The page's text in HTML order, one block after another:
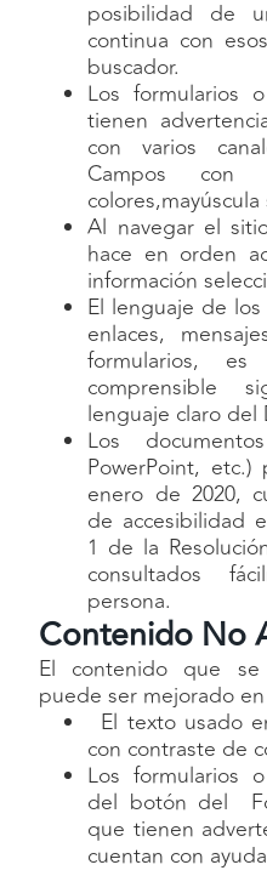
posibilidad de
continua con
buscador.
Los formularios
tienen
con varios
Campos con
Al navegar el
hace en orden
información
El lenguaje de
enlaces,
formularios,
comprensible
lenguaje claro del
Los
PowerPoint,
enero de 2020,
de accesibilidad
1 de la
consultados
persona.
Contenido No
El contenido que se
puede ser mejorado
El texto usado
con contraste de
Los formularios
del botón del
que tienen
cuentan con